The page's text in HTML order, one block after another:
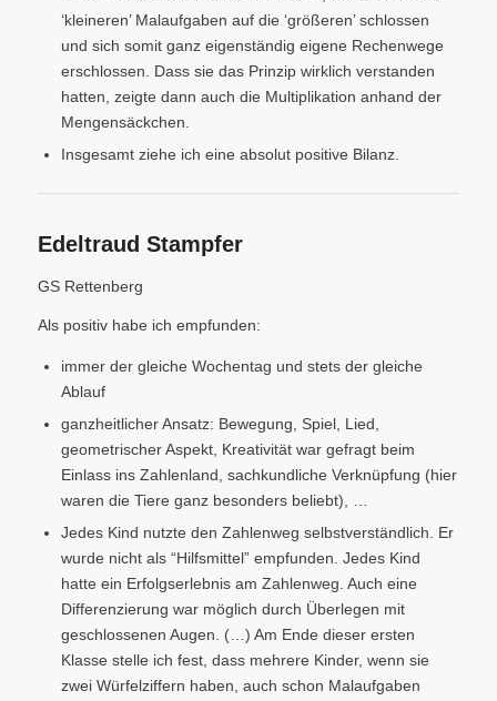
‘kleineren’ Malaufgaben auf die ‘größeren’ schlossen
und sich somit ganz eigenständig eigene Rechenwege
erschlossen. Dass sie das Prinzip wirklich verstanden
hatten, zeigte dann auch die Multiplikation anhand der
Mengensäckchen.
Insgesamt ziehe ich eine absolut positive Bilanz.
Edeltraud Stampfer
GS Rettenberg
Als positiv habe ich empfunden:
immer der gleiche Wochentag und stets der gleiche
Ablauf
ganzheitlicher Ansatz: Bewegung, Spiel, Lied,
geometrischer Aspekt, Kreativität war gefragt beim
Einlass ins Zahlenland, sachkundliche Verknüpfung (hier
waren die Tiere ganz besonders beliebt), …
Jedes Kind nutzte den Zahlenweg selbstverständlich. Er
wurde nicht als “Hilfsmittel” empfunden. Jedes Kind
hatte ein Erfolgserlebnis am Zahlenweg. Auch eine
Differenzierung war möglich durch Überlegen mit
geschlossenen Augen. (…) Am Ende dieser ersten
Klasse stelle ich fest, dass mehrere Kinder, wenn sie
zwei Würfelziffern haben, auch schon Malaufgaben